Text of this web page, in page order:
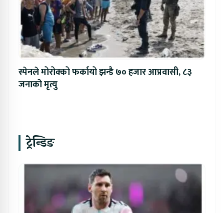
स्पेनले मोरोक्को फर्कायो झन्डै ७० हजार आप्रवासी, ८३
जनाको मृत्यु
ट्रेन्डिङ